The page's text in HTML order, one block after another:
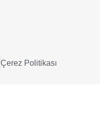
Çerez Politikası